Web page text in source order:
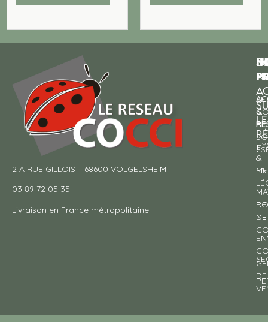
2 A RUE GILLOIS – 68600 VOLGELSHEIM
03 89 72 05 35
Livraison en France métropolitaine.
&
&
DE
SE
À
DE
DE
!